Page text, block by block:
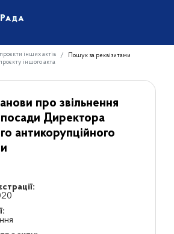
інших актів
Пошук за реквізитами
іншого акта
про звільнення
Директора
антикорупційного